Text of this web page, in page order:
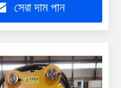
সেরা দাম পান